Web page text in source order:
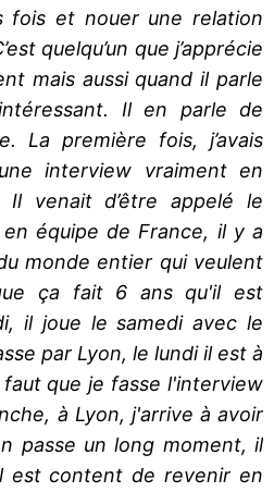
fois et nouer une relation
quelqu’un que j’apprécie
mais aussi quand il parle
Il en parle de
La première fois, j’avais
interview vraiment en
Il venait d’être appelé le
équipe de France, il y a
monde entier qui veulent
ça fait 6 ans qu'il est
il joue le samedi avec le
par Lyon, le lundi il est à
que je fasse l'interview
à Lyon, j'arrive à avoir
passe un long moment, il
est content de revenir en